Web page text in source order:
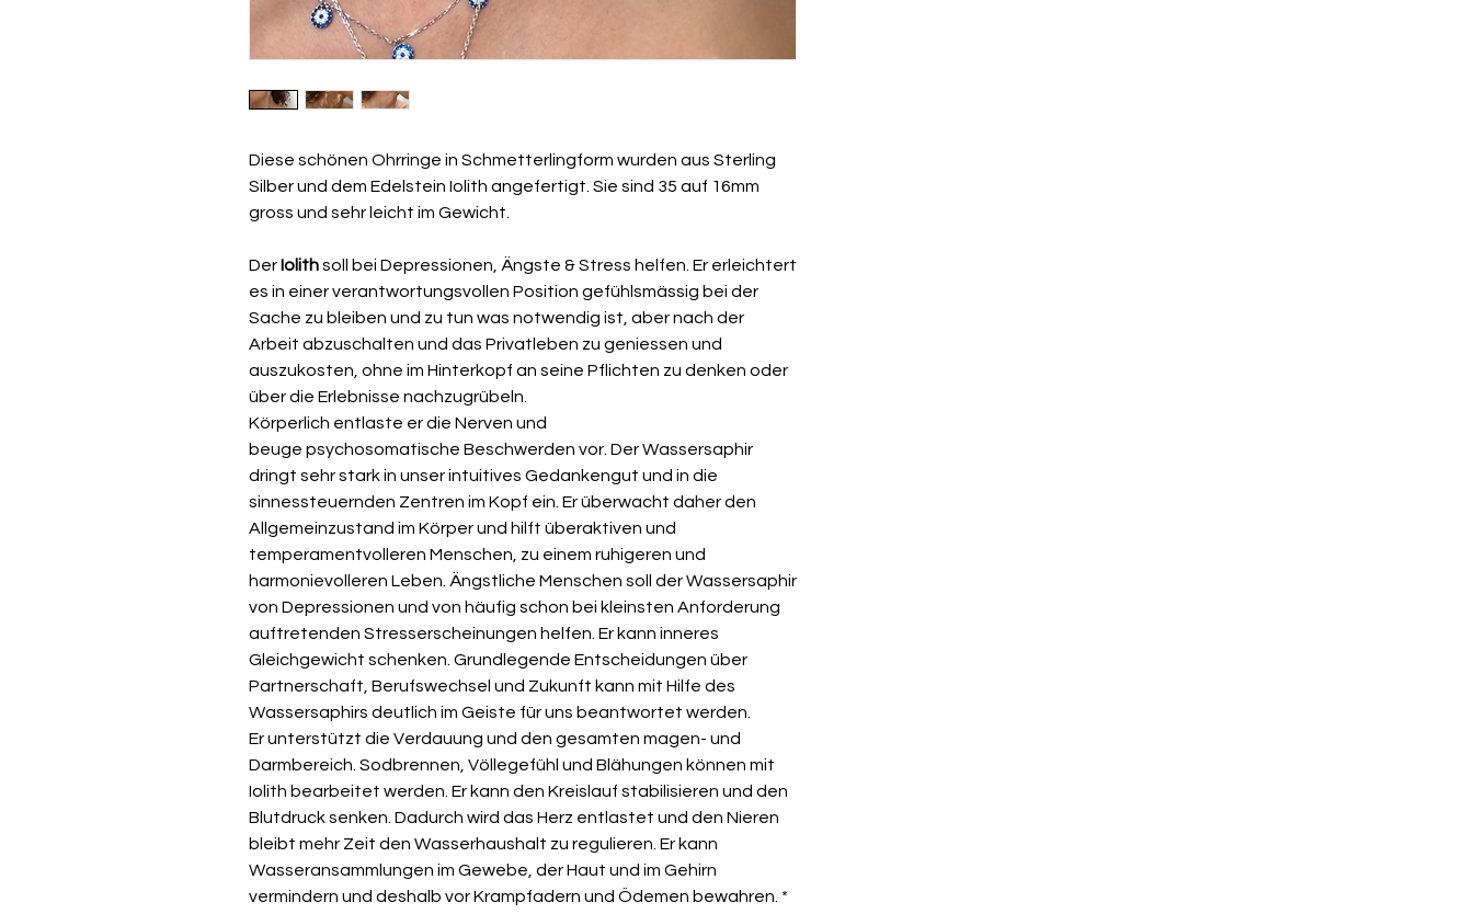
Diese schönen Ohrringe in Schmetterlingform wurden aus Sterling
Silber und dem Edelstein Iolith angefertigt. Sie sind 35 auf 16mm
gross und sehr leicht im Gewicht.
Der Iolithsoll bei Depressionen, Ängste & Stress helfen. Er erleichtert
es in einer verantwortungsvollen Position gefühlsmässig bei der
Sache zu bleiben und zu tun was notwendig ist, aber nach der
Arbeit abzuschalten und das Privatleben zu geniessen und
auszukosten, ohne im Hinterkopf an seine Pflichten zu denken oder
über die Erlebnisse nachzugrübeln.
Körperlich entlaste er die Nerven und
beuge psychosomatische Beschwerden vor. Der Wassersaphir
dringt sehr stark in unser intuitives Gedankengut und in die
sinnessteuernden Zentren im Kopf ein. Er überwacht daher den
Allgemeinzustand im Körper und hilft überaktiven und
temperamentvolleren Menschen, zu einem ruhigeren und
harmonievolleren Leben. Ängstliche Menschen soll der Wassersaphir
von Depressionen und von häufig schon bei kleinsten Anforderung
auftretenden Stresserscheinungen helfen. Er kann inneres
Gleichgewicht schenken. Grundlegende Entscheidungen über
Partnerschaft, Berufswechsel und Zukunft kann mit Hilfe des
Wassersaphirs deutlich im Geiste für uns beantwortet werden.
Er unterstützt die Verdauung und den gesamten magen- und
Darmbereich. Sodbrennen, Völlegefühl und Blähungen können mit
Iolith bearbeitet werden. Er kann den Kreislauf stabilisieren und den
Blutdruck senken. Dadurch wird das Herz entlastet und den Nieren
bleibt mehr Zeit den Wasserhaushalt zu regulieren. Er kann
Wasseransammlungen im Gewebe, der Haut und im Gehirn
vermindern und deshalb vor Krampfadern und Ödemen bewahren. *